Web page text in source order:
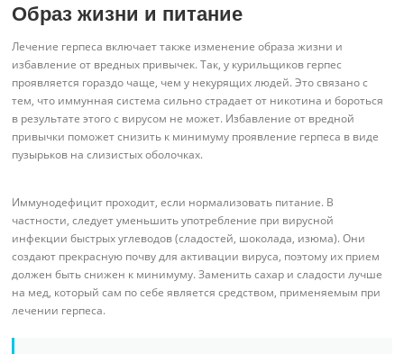
Образ жизни и питание
Лечение герпеса включает также изменение образа жизни и
избавление от вредных привычек. Так, у курильщиков герпес
проявляется гораздо чаще, чем у некурящих людей. Это связано с
тем, что иммунная система сильно страдает от никотина и бороться
в результате этого с вирусом не может. Избавление от вредной
привычки поможет снизить к минимуму проявление герпеса в виде
пузырьков на слизистых оболочках.
Иммунодефицит проходит, если нормализовать питание. В
частности, следует уменьшить употребление при вирусной
инфекции быстрых углеводов (сладостей, шоколада, изюма). Они
создают прекрасную почву для активации вируса, поэтому их прием
должен быть снижен к минимуму. Заменить сахар и сладости лучше
на мед, который сам по себе является средством, применяемым при
лечении герпеса.